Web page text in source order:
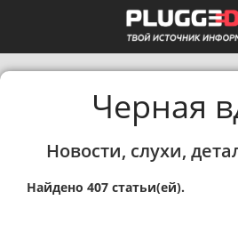
Черная
Новости, слухи,
Найдено 407 статьи(ей).